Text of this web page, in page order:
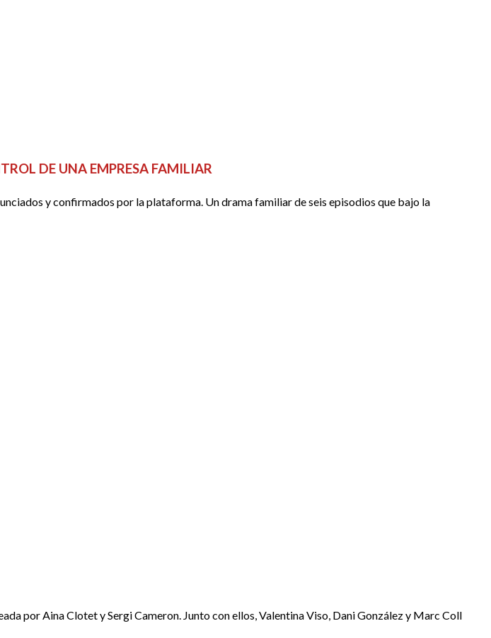
DE UNA EMPRESA FAMILIAR
y confirmados por la plataforma. Un drama familiar de seis episodios que bajo la
por Aina Clotet y Sergi Cameron. Junto con ellos, Valentina Viso, Dani González y Marc Coll